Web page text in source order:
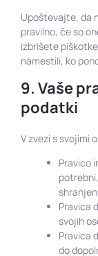
Upoštevajte, da
pravilno, če so
izbrišete
namestili, ko
9. Vaše
podatki
V zvezi s svojimi
Pravico
Pravica
svojih
Pravica
do